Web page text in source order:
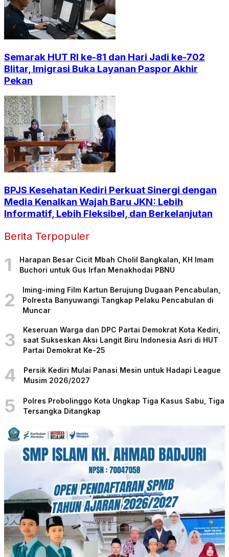
Semarak HUT RI ke-81 dan Hari Jadi ke-702
Blitar, Imigrasi Buka Layanan Paspor Akhir
Pekan
BPJS Kesehatan Kediri Perkuat Sinergi dengan
Media Kenalkan Wajah Baru JKN: Lebih
Informatif, Lebih Fleksibel, dan Berkelanjutan
Berita Terpopuler
1
Harapan Besar Cicit Mbah Cholil Bangkalan, KH Imam
Buchori untuk Gus Irfan Menakhodai PBNU
2
Iming-iming Film Kartun Berujung Dugaan Pencabulan,
Polresta Banyuwangi Tangkap Pelaku Pencabulan di
Muncar
3
Keseruan Warga dan DPC Partai Demokrat Kota Kediri,
saat Sukseskan Aksi Langit Biru Indonesia Asri di HUT
Partai Demokrat Ke-25
4
Persik Kediri Mulai Panasi Mesin untuk Hadapi League
Musim 2026/2027
5
Polres Probolinggo Kota Ungkap Tiga Kasus Sabu, Tiga
Tersangka Ditangkap